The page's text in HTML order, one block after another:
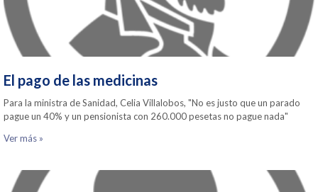
El pago de las medicinas
Para la ministra de Sanidad, Celia Villalobos, "No es justo que un parado
pague un 40% y un pensionista con 260.000 pesetas no pague nada"
Ver más »